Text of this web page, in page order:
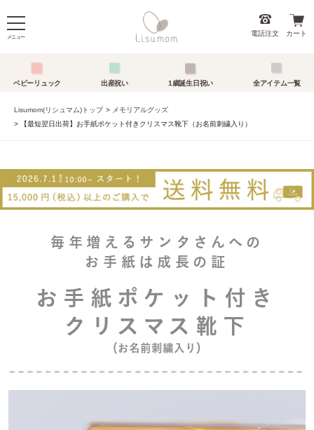
メニュー 電話注文 カート
ベビーリュック 出産祝い 1歳誕生日祝い 全アイテム一覧
Lisumom(リシュマム)トップ
メモリアルグッズ
【最短翌日出荷】お手紙ポケット付きクリスマス靴下（お名前刺繍入り）
毎年増えるサンタさんへの
お手紙は成長の証
お手紙ポケット付き
クリスマス靴下
（お名前刺繍入り）